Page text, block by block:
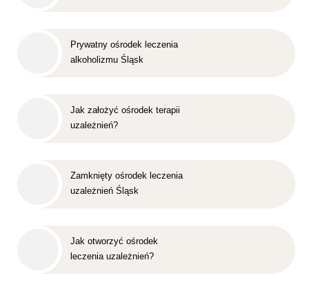
Prywatny ośrodek leczenia
alkoholizmu Śląsk
Jak założyć ośrodek terapii
uzależnień?
Zamknięty ośrodek leczenia
uzależnień Śląsk
Jak otworzyć ośrodek
leczenia uzależnień?